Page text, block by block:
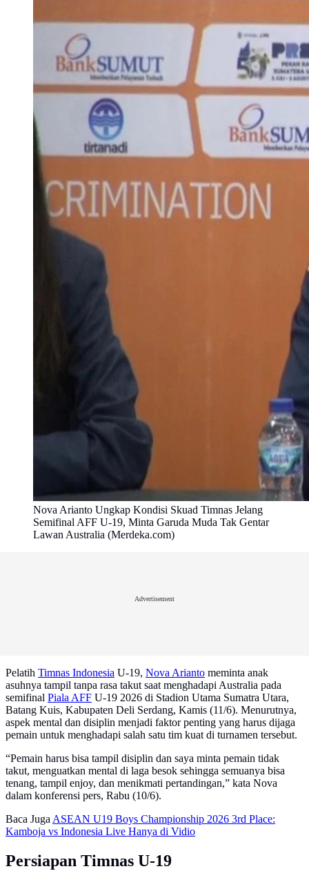
Nova Arianto Ungkap Kondisi Skuad Timnas Jelang
Semifinal AFF U-19, Minta Garuda Muda Tak Gentar
Lawan Australia (Merdeka.com)
Advertisement
Pelatih Timnas Indonesia U-19, Nova Arianto meminta anak
asuhnya tampil tanpa rasa takut saat menghadapi Australia pada
semifinal Piala AFF U-19 2026 di Stadion Utama Sumatra Utara,
Batang Kuis, Kabupaten Deli Serdang, Kamis (11/6). Menurutnya,
aspek mental dan disiplin menjadi faktor penting yang harus dijaga
pemain untuk menghadapi salah satu tim kuat di turnamen tersebut.
“Pemain harus bisa tampil disiplin dan saya minta pemain tidak
takut, menguatkan mental di laga besok sehingga semuanya bisa
tenang, tampil enjoy, dan menikmati pertandingan,” kata Nova
dalam konferensi pers, Rabu (10/6).
Baca JugaASEAN U19 Boys Championship 2026 3rd Place:
Kamboja vs Indonesia Live Hanya di Vidio
Persiapan Timnas U-19